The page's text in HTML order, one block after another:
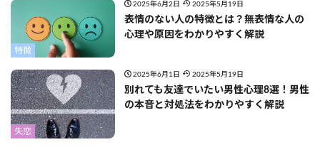
特徴
2025年6月2日 2025年5月19日
表情のない人の特徴とは？無表情な人の
心理や原因をわかりやすく解説
失恋
2025年6月1日 2025年5月19日
別れても友達でいたい男性心理8選！男性
の本音と対処法をわかりやすく解説